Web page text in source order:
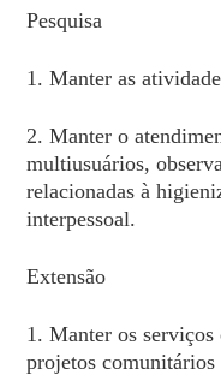
Pesquisa
1. Manter as
2. Manter o
multiusuários,
relacionadas à
interpessoal.
Extensão
1. Manter os serviços
projetos